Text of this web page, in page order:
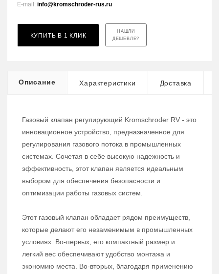
E-mail: info@kromschroder-rus.ru
КУПИТЬ В 1 КЛИК
НАШЛИ
ДЕШЕВЛЕ?
Описание Характеристики Доставка
Газовый клапан регулирующий Kromschroder RV - это
инновационное устройство, предназначенное для
регулирования газового потока в промышленных
системах. Сочетая в себе высокую надежность и
эффективность, этот клапан является идеальным
выбором для обеспечения безопасности и
оптимизации работы газовых систем.
Этот газовый клапан обладает рядом преимуществ,
которые делают его незаменимым в промышленных
условиях. Во-первых, его компактный размер и
легкий вес обеспечивают удобство монтажа и
экономию места. Во-вторых, благодаря применению